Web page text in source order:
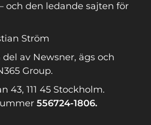
och den ledande sajten för
Ström
av Newsner, ägs och
Group.
43, 111 45 Stockholm.
556724-1806.